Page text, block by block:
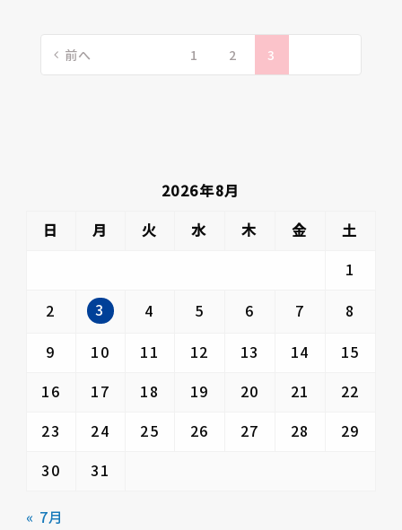
投
稿
の
前へ 1 2 3
2026年8月
日
月 火 水 木 金
土
1
2
3 4 5 6 7
8
9
10 11 12 13 14
15
16
17 18 19 20 21
22
23
24 25 26 27 28
29
30
31
« 7月